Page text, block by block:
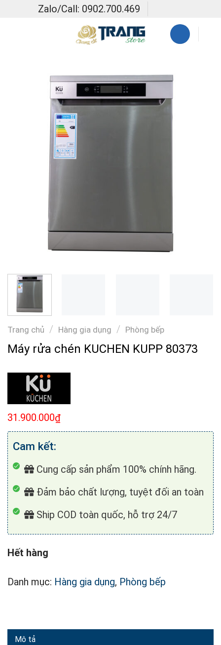
Zalo/Call: 0902.700.469
Trang chủ / Hàng gia dụng / Phòng bếp
Máy rửa chén KUCHEN KUPP 80373
31.900.000₫
Cam kết:
Cung cấp sản phẩm 100% chính hãng.
Đảm bảo chất lượng, tuyệt đối an toàn
Ship COD toàn quốc, hỗ trợ 24/7
Hết hàng
Danh mục: Hàng gia dụng, Phòng bếp
Mô tả